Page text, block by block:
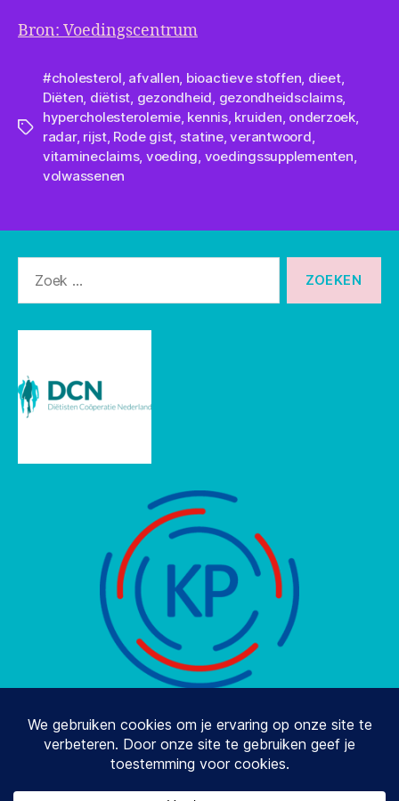
Bron: Voedingscentrum
Tags
#cholesterol afvallen bioactieve stoffen dieet,
Diëten diëtist gezondheid gezondheidsclaims,
hypercholesterolemie, kennis, kruiden onderzoek,
radar, rijst, Rode gist statine,verantwoord
vitamineclaims, voeding voedingssupplementen
volwassenen
naar: